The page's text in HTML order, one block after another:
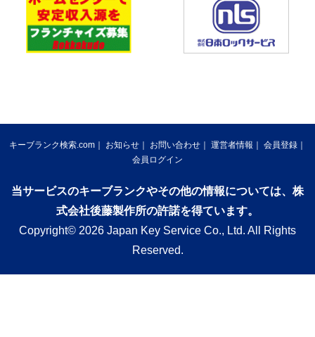
キーブランク検索.com お知らせ お問い合わせ 運営者情報
会員登録
会員ログイン
当サービスのキーブランクやその他の情報については、株
式会社後藤製作所の許諾を得ています。
Copyright© 2026 Japan Key Service Co., Ltd. All Rights
Reserved.